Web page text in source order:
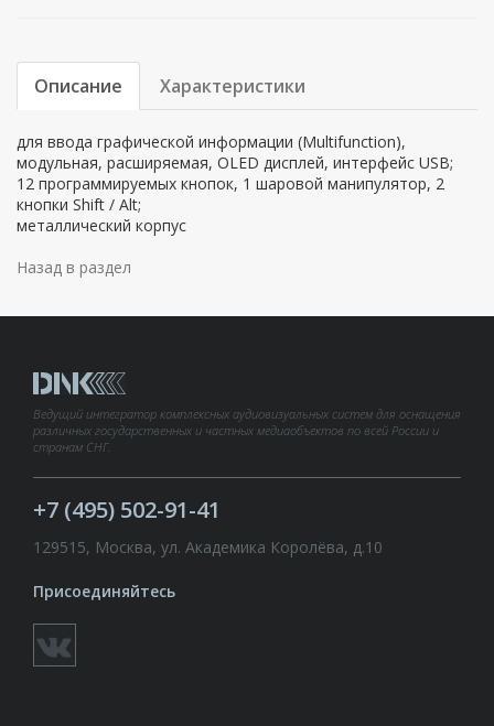
Описание Характеристики
для ввода графической информации (Multifunction),
модульная, расширяемая, OLED дисплей, интерфейс USB;
12 программируемых кнопок, 1 шаровой манипулятор, 2
кнопки Shift / Alt;
металлический корпус
Назад в раздел
Ведущий интегратор комплексных аудиовизуальных систем для оснащения
различных государственных и частных медиаобъектов по всей России и
странам СНГ.
+7 (495) 502-91-41
129515, Москва, ул. Академика Королёва, д.10
Присоединяйтесь